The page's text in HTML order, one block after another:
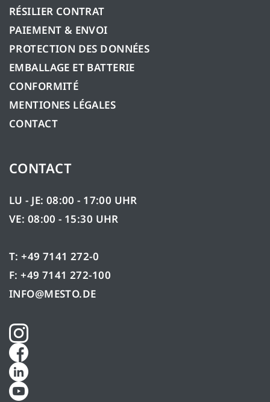
RÉSILIER CONTRAT
PAIEMENT & ENVOI
PROTECTION DES DONNÉES
EMBALLAGE ET BATTERIE
CONFORMITÉ
MENTIONES LÉGALES
CONTACT
CONTACT
LU - JE: 08:00 - 17:00 UHR
VE: 08:00 - 15:30 UHR
T: +49 7141 272-0
F: +49 7141 272-100
INFO@MESTO.DE